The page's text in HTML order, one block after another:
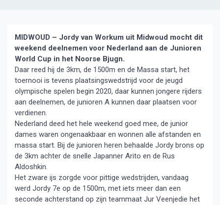
MIDWOUD – Jordy van Workum uit Midwoud mocht dit
weekend deelnemen voor Nederland aan de Junioren
World Cup in het Noorse Bjugn.
Daar reed hij de 3km, de 1500m en de Massa start, het
toernooi is tevens plaatsingswedstrijd voor de jeugd
olympische spelen begin 2020, daar kunnen jongere rijders
aan deelnemen, de junioren A kunnen daar plaatsen voor
verdienen.
Nederland deed het hele weekend goed mee, de junior
dames waren ongenaakbaar en wonnen alle afstanden en
massa start. Bij de junioren heren behaalde Jordy brons op
de 3km achter de snelle Japanner Arito en de Rus
Aldoshkin.
Het zware ijs zorgde voor pittige wedstrijden, vandaag
werd Jordy 7e op de 1500m, met iets meer dan een
seconde achterstand op zijn teammaat Jur Veenjedie het